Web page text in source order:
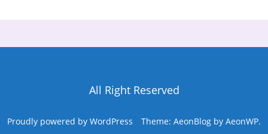
All Right Reserved
Proudly powered by WordPress Theme: AeonBlog by AeonWP.